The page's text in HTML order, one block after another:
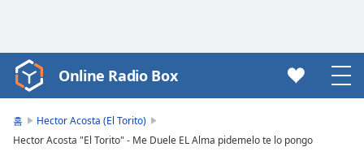
Video
Player
loading.
Online Radio Box
홈
Hector Acosta (El Torito)
Hector Acosta "El Torito" - Me Duele EL Alma pidemelo te lo pongo